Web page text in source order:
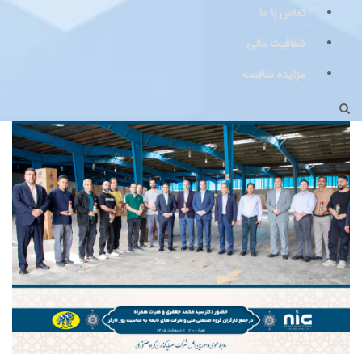
تماس با ما
شفافیت مالی
مزایده مناقصه